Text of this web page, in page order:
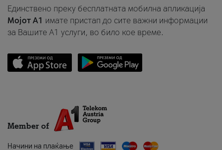
Единствено преку бесплатната мобилна апликација
Мојот A1 имате пристап до сите важни информации
за Вашите A1 услуги, во било кое време.
Member of
Начини на плаќање